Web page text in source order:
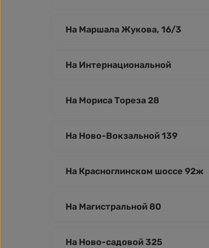
На Маршала Жукова, 16/3
На Интернациональной
На Мориса Тореза 28
На Ново-Вокзальной 139
На Красноглинском шоссе 92ж
На Магистральной 80
На Ново-садовой 325